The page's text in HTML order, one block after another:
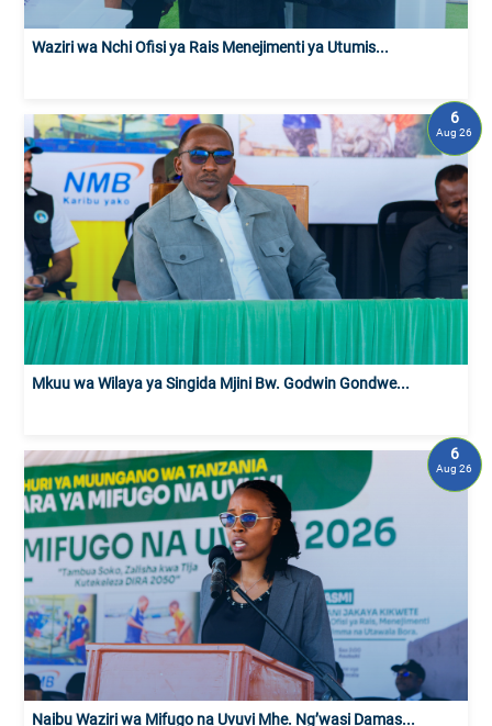
Waziri wa Nchi Ofisi ya Rais Menejimenti ya Utumis...
Mkuu wa Wilaya ya Singida Mjini Bw. Godwin Gondwe...
6
Aug 26
Naibu Waziri wa Mifugo na Uvuvi Mhe. Ng’wasi Damas...
6
Aug 26